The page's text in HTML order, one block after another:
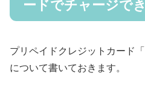
ードでチャージで
プリペイドクレジットカード
について書いておきます。